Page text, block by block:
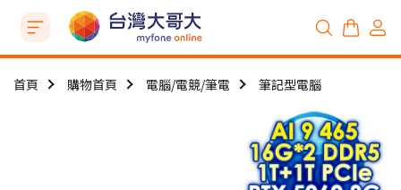
首頁 購物首頁 電腦/電競/筆電 筆記型電腦